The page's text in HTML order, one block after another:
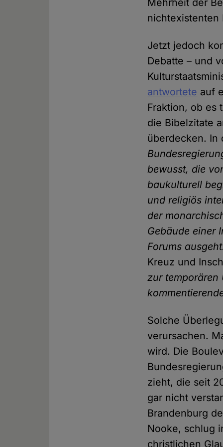
Mehrheit der
nichtexistenten
Jetzt jedoch
Debatte – und
antwortete auf
Fraktion, ob es
die Bibelzitate
überdecken. In
bewusst, die
baukulturell
und religiös
der
Gebäude einer
Forums
Kreuz und
zur temporären
Solche
verursachen.
wird. Die
zieht, die seit
gar nicht
Brandenburg
Nooke, schlug
christlichen